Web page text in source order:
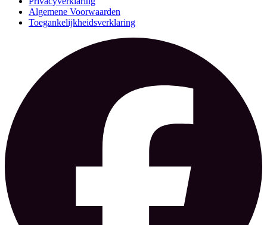
Algemene Voorwaarden
Toegankelijkheidsverklaring